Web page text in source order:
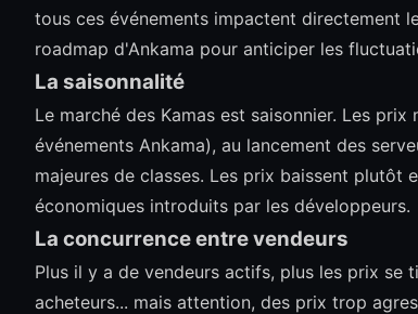
tous ces événements impactent directement
roadmap d'Ankama pour anticiper les
La saisonnalité
Le marché des Kamas est saisonnier. Les
événements Ankama), au lancement des
majeures de classes. Les prix baissent plutôt
économiques introduits par les développeurs.
La concurrence entre vendeurs
Plus il y a de vendeurs actifs, plus les prix se
acheteurs... mais attention, des prix trop